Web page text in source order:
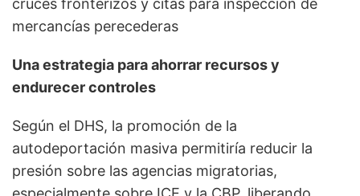
cruces fronterizos y citas para inspección de
mercancías perecederas
Una estrategia para ahorrar recursos y
endurecer controles
Según el DHS, la promoción de la
autodeportación masiva permitiría reducir la
presión sobre las agencias migratorias,